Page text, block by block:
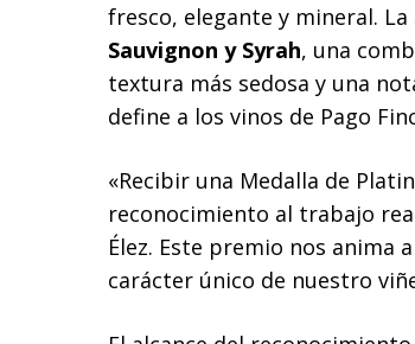
fresco, elegante y mineral.
Sauvignon y Syrah, una
textura más sedosa y una
define a los vinos de Pago
«Recibir una Medalla de
reconocimiento al trabajo
Élez. Este premio nos anima
carácter único de nuestro